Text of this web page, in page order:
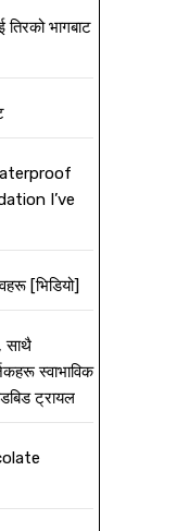
भागबाट
I’ve
[भिडियो]
साथै
स्वाभाविक
ट्रायल